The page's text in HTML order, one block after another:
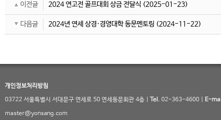
이전글 2024 연고전 골프대회 상금 전달식 (2025-01-23)
다음글 2024년 연세 상경·경영대학 동문멘토링 (2024-11-22)
개인정보처리방침
03722 서울특별시 서대문구 연세로 50 연세동문회관 4층 | Tel. 02-363-4600 |
E-
master@yonsang.com